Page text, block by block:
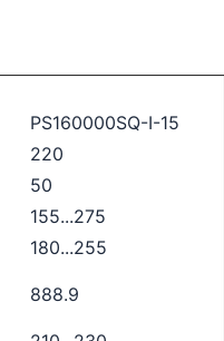
PS160000SQ-I-15
220
50
155...275
180...255
888.9